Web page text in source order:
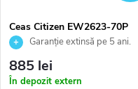
a
r
ă
p
Ceas Citizen EW2623-70P
Garanție extinsă pe 5 ani.
Până la 100 de zile pentru
returnarea bunurilor. Vânzător
885 lei
În depozit extern